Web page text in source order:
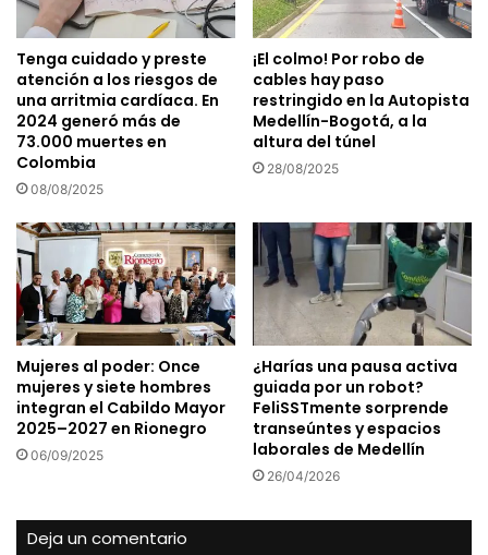
Tenga cuidado y preste
atención a los riesgos de
una arritmia cardíaca. En
2024 generó más de
73.000 muertes en
Colombia
08/08/2025
¡El colmo! Por robo de
cables hay paso
restringido en la Autopista
Medellín-Bogotá, a la
altura del túnel
28/08/2025
Mujeres al poder: Once
mujeres y siete hombres
integran el Cabildo Mayor
2025–2027 en Rionegro
06/09/2025
¿Harías una pausa activa
guiada por un robot?
FeliSSTmente sorprende
transeúntes y espacios
laborales de Medellín
26/04/2026
Deja un comentario